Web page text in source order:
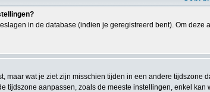
in de database (indien je geregistreerd bent). Om deze
maar wat je ziet zijn misschien tijden in een andere
tijdszone aanpassen, zoals de meeste instellingen, enkel